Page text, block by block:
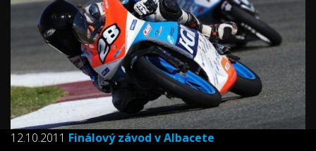
12.10.2011 Finálový závod v Albacete